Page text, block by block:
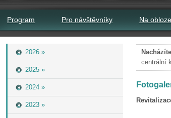
Program Pro návštěvníky Na obloze
2026 »
2025 »
2024 »
2023 »
centrální